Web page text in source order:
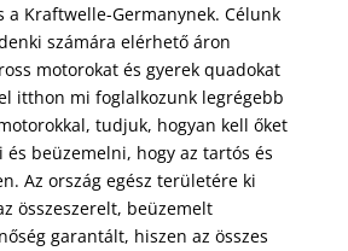
a Kraftwelle-Germanynek. Célunk
számára elérhető áron
motorokat és gyerek quadokat
itthon mi foglalkozunk legrégebb
tudjuk, hogyan kell őket
és beüzemelni, hogy az tartós és
Az ország egész területére ki
összeszerelt, beüzemelt
garantált, hiszen az összes